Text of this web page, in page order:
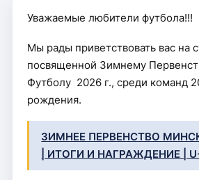
Судейство
Контакты
Уважаемые любители футбола!!!
Мы рады приветствовать вас на
посвященной Зимнему
Футболу 2026 г., среди команд
рождения.
ЗИМНЕЕ ПЕРВЕНСТВО
| ИТОГИ И НАГРАЖДЕНИЕ |